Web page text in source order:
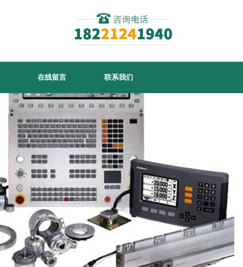
在线留言 联系我们